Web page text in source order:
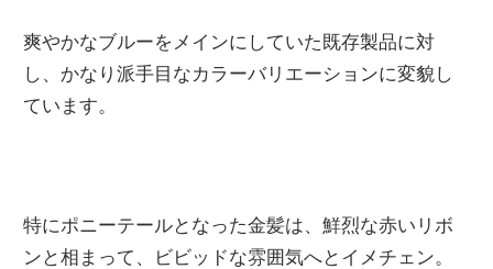
爽やかなブルーをメインにしていた既存製品に対
し、かなり派手目なカラーバリエーションに変貌し
ています。
特にポニーテールとなった金髪は、鮮烈な赤いリボ
ンと相まって、ビビッドな雰囲気へとイメチェン。